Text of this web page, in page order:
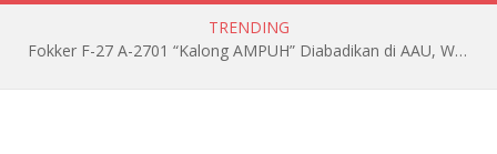
TRENDING
Fokker F-27 A-2701 “Kalong AMPUH” Diabadikan di AAU, Wariskan Jejak Pengabdian